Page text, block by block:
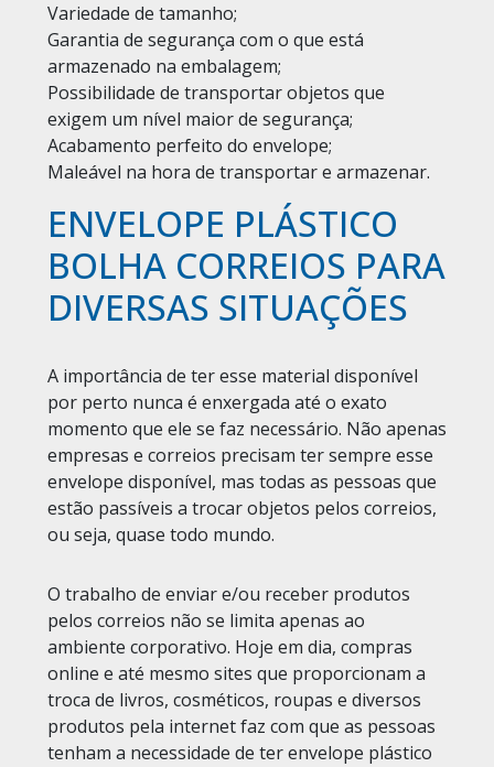
Variedade de tamanho;
Garantia de segurança com o que está
armazenado na embalagem;
Possibilidade de transportar objetos que
exigem um nível maior de segurança;
Acabamento perfeito do envelope;
Maleável na hora de transportar e armazenar.
ENVELOPE PLÁSTICO
BOLHA CORREIOS PARA
DIVERSAS SITUAÇÕES
A importância de ter esse material disponível
por perto nunca é enxergada até o exato
momento que ele se faz necessário. Não apenas
empresas e correios precisam ter sempre esse
envelope disponível, mas todas as pessoas que
estão passíveis a trocar objetos pelos correios,
ou seja, quase todo mundo.
O trabalho de enviar e/ou receber produtos
pelos correios não se limita apenas ao
ambiente corporativo. Hoje em dia, compras
online e até mesmo sites que proporcionam a
troca de livros, cosméticos, roupas e diversos
produtos pela internet faz com que as pessoas
tenham a necessidade de ter envelope plástico